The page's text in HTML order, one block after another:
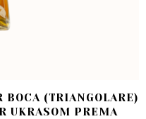
BOCA (TRIANGOLARE)
UKRASOM PREMA